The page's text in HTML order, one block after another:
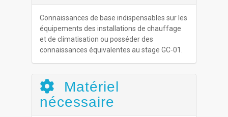
Connaissances de base indispensables sur les
équipements des installations de chauffage
et de climatisation ou posséder des
connaissances équivalentes au stage GC-01.
Matériel
nécessaire